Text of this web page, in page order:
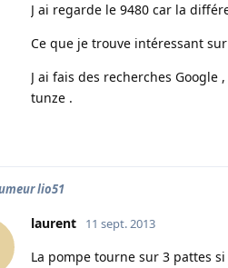
J ai regarde le 9480 car la
Ce que je trouve intéressant
J ai fais des recherches
tunze .
lio51
laurent 11 sept. 2013
La pompe tourne sur 3 pattes